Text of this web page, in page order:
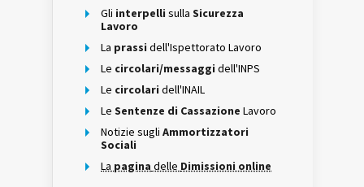
Gli interpelli sulla Sicurezza
Lavoro
La prassi dell'Ispettorato Lavoro
Le circolari/messaggi dell'INPS
Le circolari dell'INAIL
Le Sentenze di Cassazione Lavoro
Notizie sugli Ammortizzatori
Sociali
La pagina delle Dimissioni online